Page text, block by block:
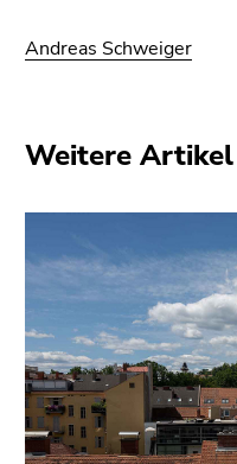
Andreas Schweiger
Weitere Artikel